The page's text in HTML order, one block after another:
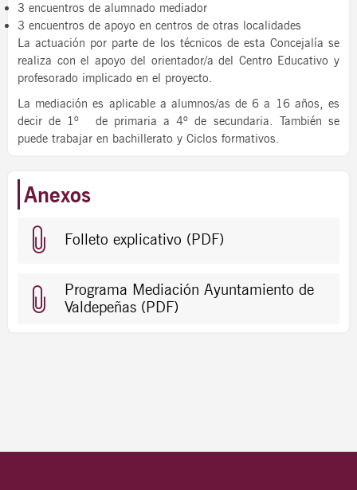
3 encuentros de alumnado mediador
3 encuentros de apoyo en centros de otras localidades
La actuación por parte de los técnicos de esta Concejalía se
realiza con el apoyo del orientador/a del Centro Educativo y
profesorado implicado en el proyecto.
La mediación es aplicable a alumnos/as de 6 a 16 años, es
decir de 1º de primaria a 4º de secundaria. También se
puede trabajar en bachillerato y Ciclos formativos.
Anexos
Folleto explicativo (PDF)
Programa Mediación Ayuntamiento de
Valdepeñas (PDF)